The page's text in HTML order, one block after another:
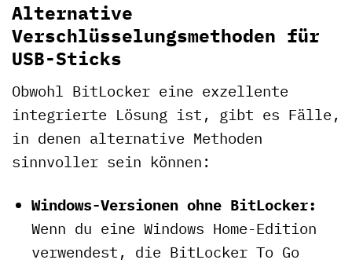
Alternative
Verschlüsselungsmethoden für
USB-Sticks
Obwohl BitLocker eine exzellente
integrierte Lösung ist, gibt es Fälle,
in denen alternative Methoden
sinnvoller sein können:
Windows-Versionen ohne BitLocker:
Wenn du eine Windows Home-Edition
verwendest, die BitLocker To Go